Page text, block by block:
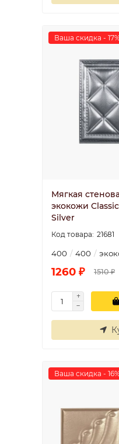
Ваша скидка -
Мягкая
экокожи
Silver
21681
400 400
1260 ₽ 1510 ₽
Ваша скидка -